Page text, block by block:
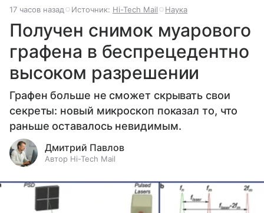
17 часов назад Источник: Hi-Tech Mail Наука
Получен снимок муарового
графена в беспрецедентно
высоком разрешении
Графен больше не сможет скрывать свои
секреты: новый микроскоп показал то, что
раньше оставалось невидимым.
Дмитрий Павлов
Автор Hi-Tech Mail